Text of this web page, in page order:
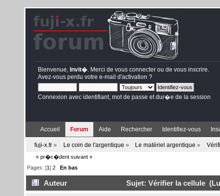
Bienvenue, Invit� . Merci de vous connecter ou de vous inscrire
Avez-vous perdu votre e-mail d'activation ?
Connexion avec identifiant, mot de passe et dur�e de la session
Accueil Forum Aide Rechercher Identifiez-vous
fuji-x.fr » Le coin de l'argentique » Le matériel argentique »
« pr�c�dent suivant »
Pages: [1]2 En bas
Auteur Sujet: Vérifier la cellule